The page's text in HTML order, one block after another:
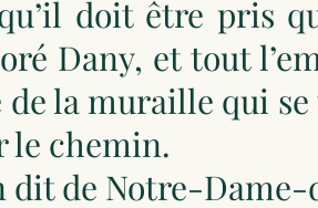
doit être pris
Dany, et tout
la muraille qui se
le chemin.
de Notre-Dame-